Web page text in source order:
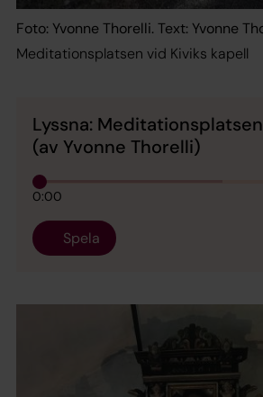
Foto: Yvonne Thorelli. Text: Yvonne
Meditationsplatsen vid Kiviks kapell
Lyssna:
(av Yvonne Thorelli)
0:00
Spela